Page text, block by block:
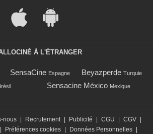
À L'ÉTRANGER
SensaCine Espagne Beyazperde Turquie
Sensacine México Mexique
nous Recrutement Publicité CGU CGV
Préférences cookies Données Personnelles